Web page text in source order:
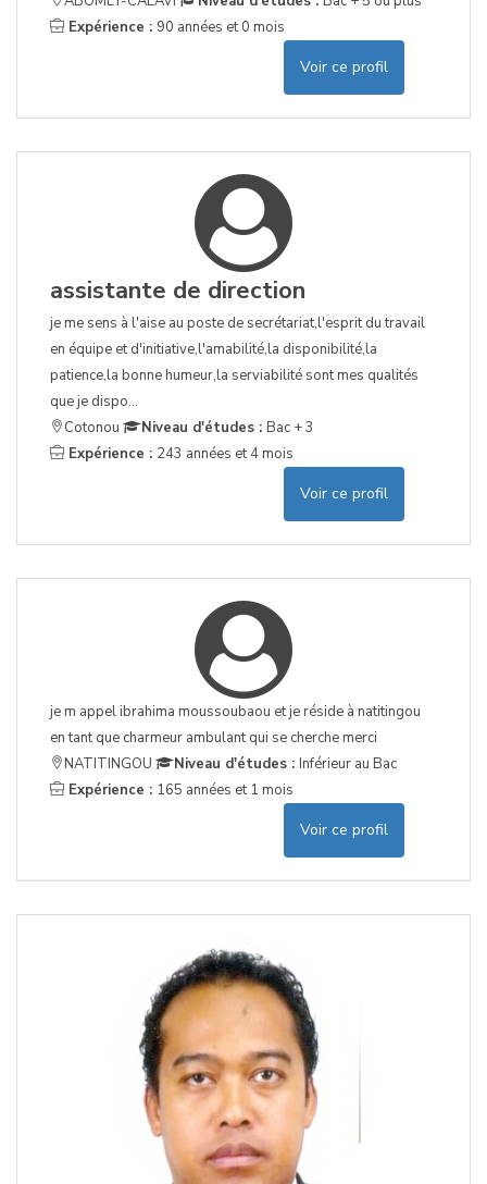
Expérience : 90 années et 0 mois
Voir ce profil
assistante de direction
je me sens à l'aise au poste de secrétariat,l'esprit du travail
en équipe et d'initiative,l'amabilité,la disponibilité,la
patience,la bonne humeur,la serviabilité sont mes qualités
que je dispo...
Cotonou
Niveau d'études : Bac + 3
Expérience : 243 années et 4 mois
Voir ce profil
je m appel ibrahima moussoubaou et je réside à natitingou
en tant que charmeur ambulant qui se cherche merci
NATITINGOU
Niveau d'études : Inférieur au Bac
Expérience : 165 années et 1 mois
Voir ce profil